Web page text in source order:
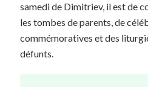
samedi de Dimitriev, il est de
les tombes de parents, de
commémoratives et des
défunts.